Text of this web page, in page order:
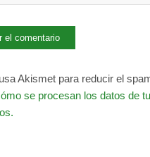
Akismet para reducir el
se procesan los datos de